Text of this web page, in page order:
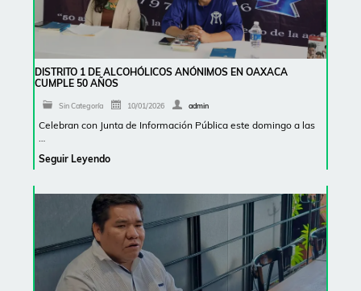
DISTRITO 1 DE ALCOHÓLICOS ANÓNIMOS EN OAXACA
CUMPLE 50 AÑOS
Sin Categoría 10/01/2026 admin
Celebran con Junta de Información Pública este domingo a las
Seguir Leyendo